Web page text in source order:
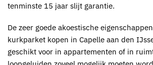
tenminste 15 jaar slijt garantie.
De zeer goede akoestische
kurkparket kopen in Capelle aan den
geschikt voor in appartementen of in